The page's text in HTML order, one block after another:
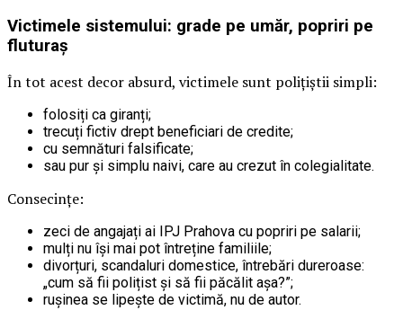
Victimele sistemului: grade pe umăr, popriri pe
fluturaș
În tot acest decor absurd, victimele sunt polițiștii simpli:
folosiți ca giranți;
trecuți fictiv drept beneficiari de credite;
cu semnături falsificate;
sau pur și simplu naivi, care au crezut în colegialitate.
Consecințe:
zeci de angajați ai IPJ Prahova cu popriri pe salarii;
mulți nu își mai pot întreține familiile;
divorțuri, scandaluri domestice, întrebări dureroase:
„cum să fii polițist și să fii păcălit așa?”;
rușinea se lipește de victimă, nu de autor.